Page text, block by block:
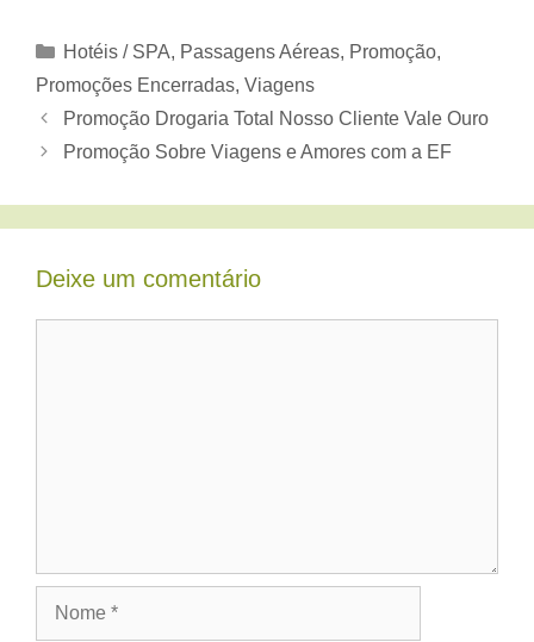
Categorias
Hotéis / SPA, Passagens Aéreas, Promoção,
Promoções Encerradas, Viagens
Promoção Drogaria Total Nosso Cliente Vale Ouro
Promoção Sobre Viagens e Amores com a EF
Deixe um comentário